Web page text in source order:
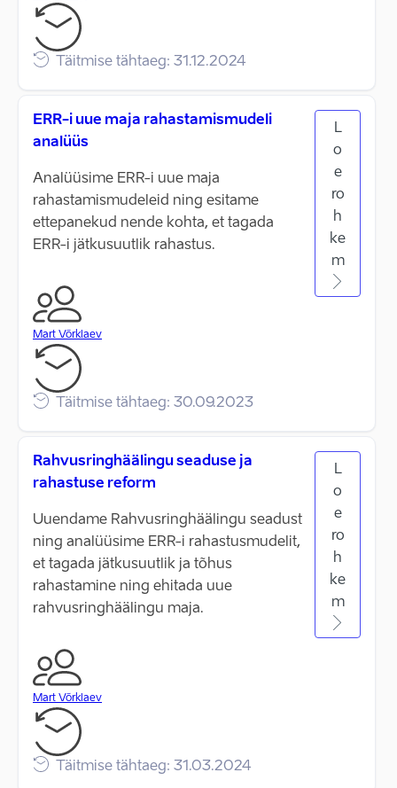
Täitmise tähtaeg: 31.12.2024
ERR-i uue maja rahastamismudeli
analüüs
Analüüsime ERR-i uue maja
rahastamismudeleid ning esitame
ettepanekud nende kohta, et tagada
ERR-i jätkusuutlik rahastus.
Mart Võrklaev
Täitmise tähtaeg: 30.09.2023
L
o
e
ro
h
ke
m
Rahvusringhäälingu seaduse ja
rahastuse reform
Uuendame Rahvusringhäälingu seadust
ning analüüsime ERR-i rahastusmudelit,
et tagada jätkusuutlik ja tõhus
rahastamine ning ehitada uue
rahvusringhäälingu maja.
Mart Võrklaev
Täitmise tähtaeg: 31.03.2024
L
o
e
ro
h
ke
m